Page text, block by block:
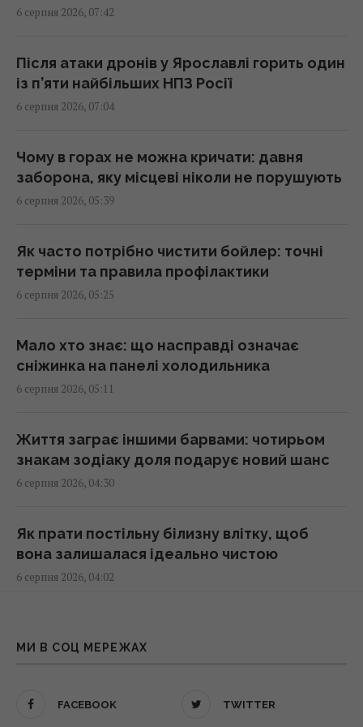
із найбільших російських НПЗ (відео)
Терези - вдача, Тельцям - швидкі рішення
07:20 четвер, 06 серпня 2026
сповільнитися, Скорпіонам –
перенапруження
07:10 четвер, 06 серпня 2026
Магнітні бурі 6–8 серпня: коли очікувати
нового удару (графік)
07:10 четвер, 06 серпня 2026
Яблучний Спас в Україні 2026: що можна
робити, які існують заборони та народні
прикмети
Перевірено поколіннями: 6 садових порад,
які досі залишаються актуальними
Розвідка США допомогла Україні
06:48 четвер, 06 серпня 2026
6 серпня 2026, 07:42
Після атаки дронів у Ярославлі горить один
із п’яти найбільших НПЗ Росії
6 серпня 2026, 07:04
Чому в горах не можна кричати: давня
заборона, яку місцеві ніколи не порушують
6 серпня 2026, 05:39
Як часто потрібно чистити бойлер: точні
терміни та правила профілактики
6 серпня 2026, 05:25
Мало хто знає: що насправді означає
сніжинка на панелі холодильника
6 серпня 2026, 05:11
Життя заграє іншими барвами: чотирьом
знакам зодіаку доля подарує новий шанс
6 серпня 2026, 04:30
Як прати постільну білизну влітку, щоб
вона залишалася ідеально чистою
6 серпня 2026, 04:02
можна видалити з куща кабачків
МИ В СОЦ МЕРЕЖАХ
FACEBOOK TWITTER